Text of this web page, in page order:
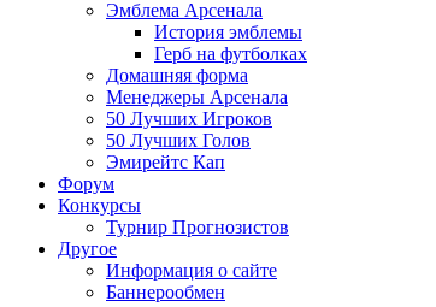
Эмблема Арсенала
История эмблемы
Герб на футболках
Домашняя форма
Менеджеры Арсенала
50 Лучших Игроков
50 Лучших Голов
Эмирейтс Кап
Форум
Конкурсы
Турнир Прогнозистов
Другое
Информация о сайте
Баннерообмен